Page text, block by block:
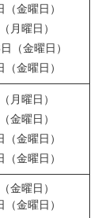
金曜日）
月曜日）
（金曜日）
金曜日）
月曜日）
金曜日）
金曜日）
金曜日）
金曜日）
金曜日）